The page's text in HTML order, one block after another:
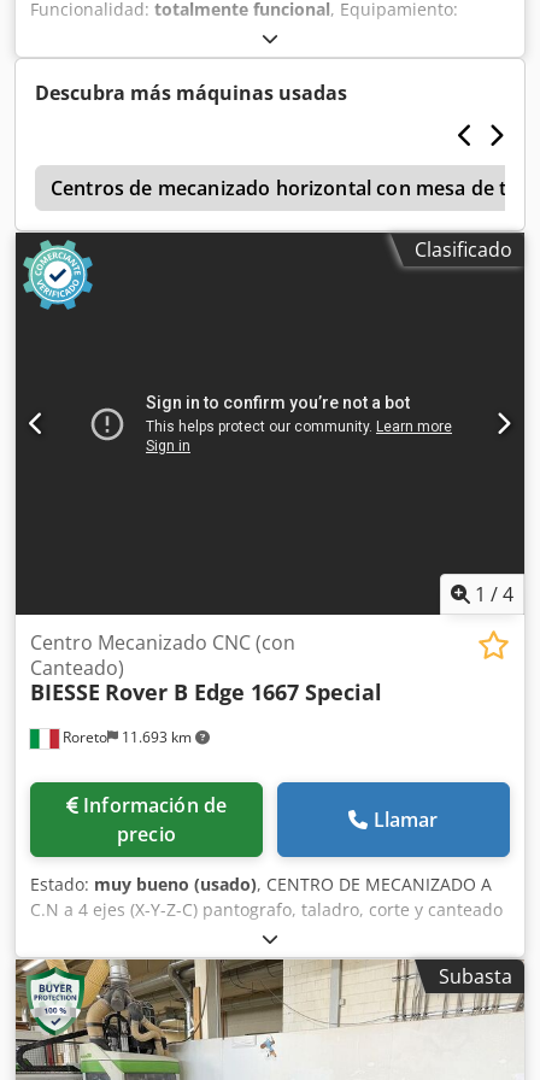
Funcionalidad: totalmente funcional, Equipamiento:
, Dado de baja el 07.2026 por ser
innecesario. Dodjznk Rmjpfx Abyekr
Descubra más máquinas usadas
Centros de mecanizado horizontal con mesa de
Clasificado
1 /4
Roreto 11.693 km
Centro Mecanizado CNC (con
Canteado)
BIESSE Rover B Edge 1667 Special
Información de
precio
Llamar
Estado: muy bueno (usado), CENTRO DE MECANIZADO A
C.N a 4 ejes (X-Y-Z-C) pantografo, taladro, corte y canteado
Máquina a cigüeñal Control Numerico Tipo ?? / Software
Biesse Works N. 1 Mesa de trabajo con N. 10 consolas ATS
(L = mm 1800) Sistema de cambio automático de
herramienta (Almacén / 14 puestos) Campo útil de trabajo
(X - Y - Z) mm 6735 x 1650 x 290 Campo útil de trabajo (X - Y
- Z) en canteado mm 5780 x 1650 x 60 N. 2 Campos de
Subasta